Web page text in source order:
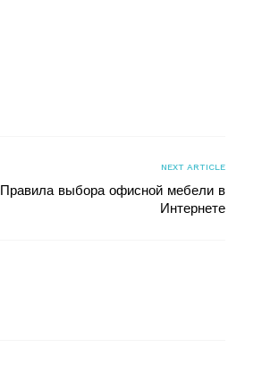
NEXT ARTICLE
Правила выбора офисной мебели в
Интернете